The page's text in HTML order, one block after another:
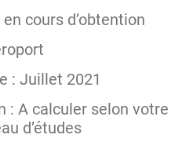
cours d’obtention
: Juillet 2021
: A calculer selon votre
d’études